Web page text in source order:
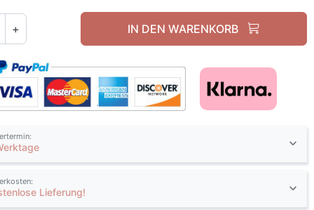
+ IN DEN WARENKORB
Lieferung!